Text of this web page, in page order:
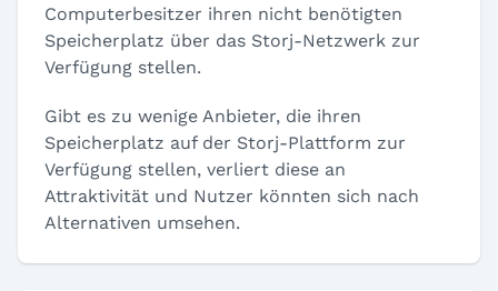
Computerbesitzer ihren nicht benötigten
Speicherplatz über das Storj-Netzwerk zur
Verfügung stellen.
Gibt es zu wenige Anbieter, die ihren
Speicherplatz auf der Storj-Plattform zur
Verfügung stellen, verliert diese an
Attraktivität und Nutzer könnten sich nach
Alternativen umsehen.